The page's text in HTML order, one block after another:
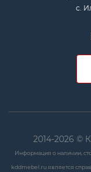
с.
2014-2026 ©
Информация о наличии,
kddmebel.ru является